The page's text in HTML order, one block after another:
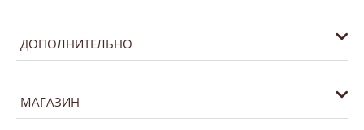
ДОПОЛНИТЕЛЬНО
МАГАЗИН